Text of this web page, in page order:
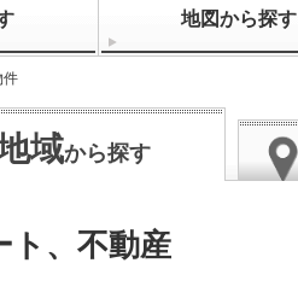
地図から探す
件
域から探す
ト、不動産